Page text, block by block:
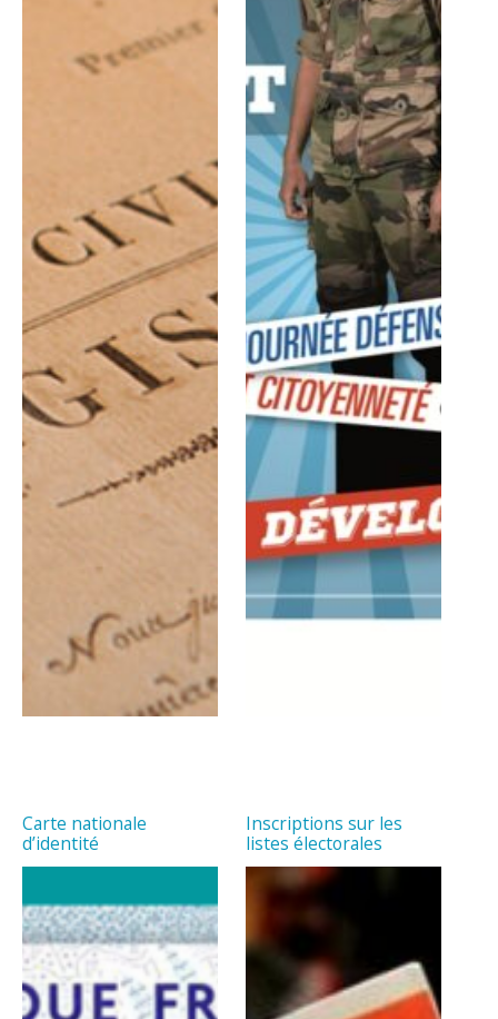
Carte nationale
d’identité
Inscriptions sur les
listes électorales